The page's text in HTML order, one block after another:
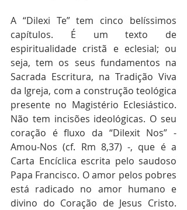
A “Dilexi Te” tem cinco belíssimos
capítulos. É um texto de
espiritualidade cristã e eclesial; ou
seja, tem os seus fundamentos na
Sacrada Escritura, na Tradição Viva
da Igreja, com a construção teológica
presente no Magistério Eclesiástico.
Não tem incisões ideológicas. O seu
coração é fluxo da “Dilexit Nos” -
Amou-Nos (cf. Rm 8,37) -, que é a
Carta Encíclica escrita pelo saudoso
Papa Francisco. O amor pelos pobres
está radicado no amor humano e
divino do Coração de Jesus Cristo.